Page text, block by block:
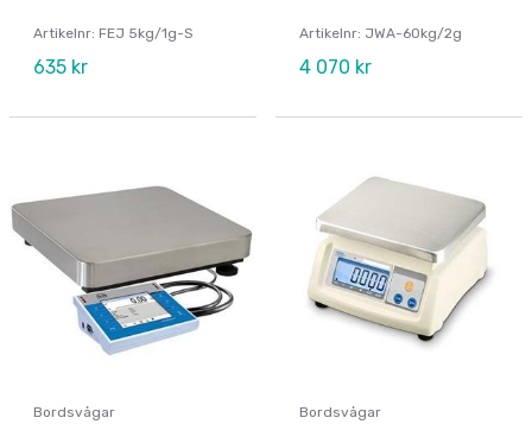
Artikelnr: FEJ 5kg/1g-S
635 kr
Artikelnr: JWA-60kg/2g
4 070 kr
Bordsvågar Bordsvågar